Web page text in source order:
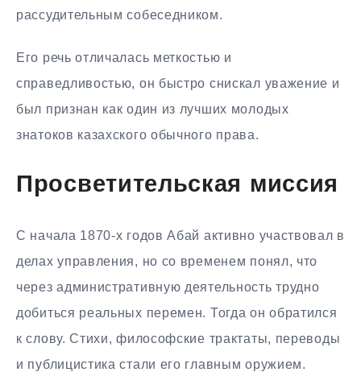
рассудительным собеседником.
Его речь отличалась меткостью и
справедливостью, он быстро снискал уважение и
был признан как один из лучших молодых
знатоков казахского обычного права.
Просветительская миссия
С начала 1870-х годов Абай активно участвовал в
делах управления, но со временем понял, что
через административную деятельность трудно
добиться реальных перемен. Тогда он обратился
к слову. Стихи, философские трактаты, переводы
и публицистика стали его главным оружием.